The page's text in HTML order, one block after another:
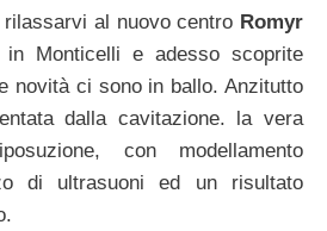
al nuovo centro Romyr
Monticelli e adesso scoprite
novità ci sono in ballo. Anzitutto
dalla cavitazione. la vera
con modellamento
di ultrasuoni ed un risultato